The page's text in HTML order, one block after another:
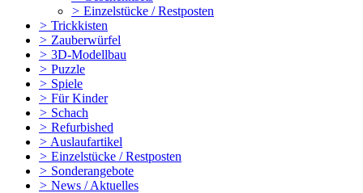
> Einzelstücke / Restposten
> Trickkisten
> Zauberwürfel
> 3D-Modellbau
> Puzzle
> Spiele
> Für Kinder
> Schach
> Refurbished
> Auslaufartikel
> Einzelstücke / Restposten
> Sonderangebote
> News / Aktuelles